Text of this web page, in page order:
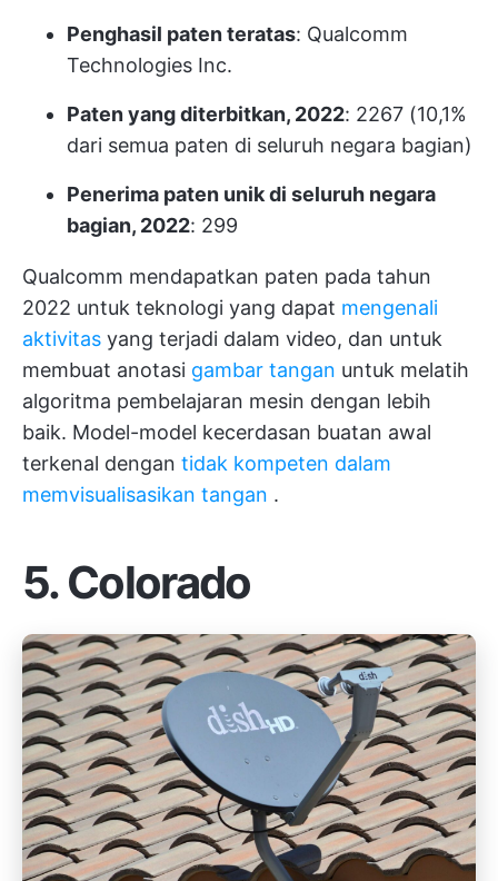
Penghasil paten teratas: Qualcomm
Technologies Inc.
Paten yang diterbitkan, 2022: 2267 (10,1%
dari semua paten di seluruh negara bagian)
Penerima paten unik di seluruh negara
bagian, 2022: 299
Qualcomm mendapatkan paten pada tahun
2022 untuk teknologi yang dapat mengenali
aktivitas yang terjadi dalam video, dan untuk
membuat anotasi gambar tangan untuk melatih
algoritma pembelajaran mesin dengan lebih
baik. Model-model kecerdasan buatan awal
terkenal dengan tidak kompeten dalam
memvisualisasikan tangan .
5. Colorado